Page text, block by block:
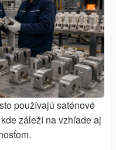
používajú saténové
záleží na vzhľade aj